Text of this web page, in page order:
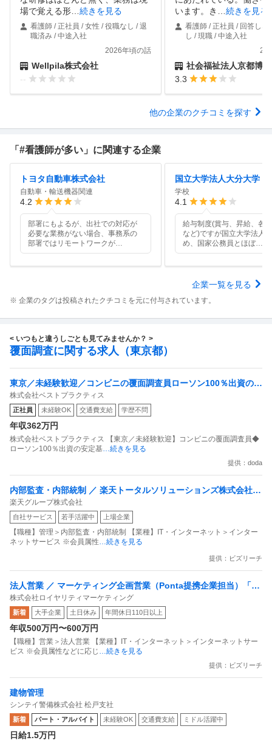
場で覚える形
続きを見る
看護師 / 正社員 / 女性 / 役職なし / 退
職済み / 中途入社
2026年頃の話
Wellpila株式会社
--
います。き
続きを見る
看護師 / 正社員 / 回答しな
し / 現職 / 中途入社
社会福祉法人京都博
3.3
他の企業のクチコミを探す
「#看護師が多い」に関連する企業
トヨタ自動車株式会社
自動車・輸送機器関連
4.2
部署にもよるが、出社での対応が
必要な業務がない場合、事務系の
部署ではリモートワークが
国立大学法人大分大学
学校
4.1
給与制度(賞与、昇給、各
など)ですが国立大学法人
め、国家公務員とほぼ…
企業一覧を見る
※ 企業のタグは投稿されたクチコミを元に付与されています。
< いつもと違うしごとも見てみませんか？ >
覆面調査に関する求人（東京都）
東京／未経験歓迎／コンビニの覆面調査員ローソン100％出資の安
定基盤／月５日在宅／残業月10時間
株式会社ベストプラクティス
正社員 未経験OK 交通費支給 学歴不問
年収362万円
株式会社ベストプラクティス 【東京／未経験歓迎】コンビニの覆面調査員◆
ローソン100％出資の安定基 …続きを見る
提供：doda
内部監査・内部統制 ／ 楽天トータルソリューションズ株式会社
戦略事業コンプライアンス支援部 業務統制支援課：ショップコン
プライアンス推進担当（SBCSD）
楽天グループ株式会社
自社サービス 若手活躍中 上場企業
【職種】管理＞内部監査・内部統制 【業種】IT・インターネット＞インター
ネットサービス ※会員属性 …続きを見る
提供：ビズリーチ
法人営業 ／ マーケティング企画営業（Ponta提携企業担当）「国
内最大級の共通ポイントサービスを展開／無駄のない消費社会を
目指すデータマーケティングカンパニー」
株式会社ロイヤリティマーケティング
新着 大手企業 土日休み 年間休日110日以上
年収500万円〜600万円
【職種】営業＞法人営業 【業種】IT・インターネット＞インターネットサー
ビス ※会員属性などに応じ
…続きを見る
提供：ビズリーチ
建物管理
シンテイ警備株式会社 松戸支社
新着 パート・アルバイト 未経験OK 交通費支給 ミドル活躍中
日給1.5万円